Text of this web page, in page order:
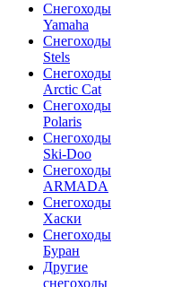
Cнегоходы
Yamaha
Снегоходы
Stels
Снегоходы
Arctic Cat
Снегоходы
Polaris
Снегоходы
Ski-Doo
Снегоходы
ARMADA
Cнегоходы
Хаски
Снегоходы
Буран
Другие
снегоходы